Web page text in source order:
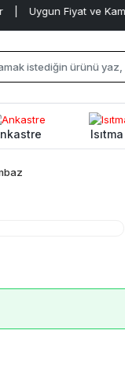
Uygun Fiyat ve